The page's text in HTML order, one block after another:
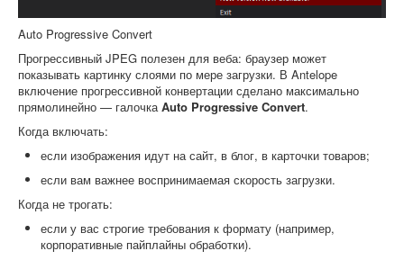
Auto Progressive Convert
Прогрессивный JPEG полезен для веба: браузер может
показывать картинку слоями по мере загрузки. В Antelope
включение прогрессивной конвертации сделано максимально
прямолинейно — галочка Auto Progressive Convert.
Когда включать:
если изображения идут на сайт, в блог, в карточки товаров;
если вам важнее воспринимаемая скорость загрузки.
Когда не трогать:
если у вас строгие требования к формату (например,
корпоративные пайплайны обработки).